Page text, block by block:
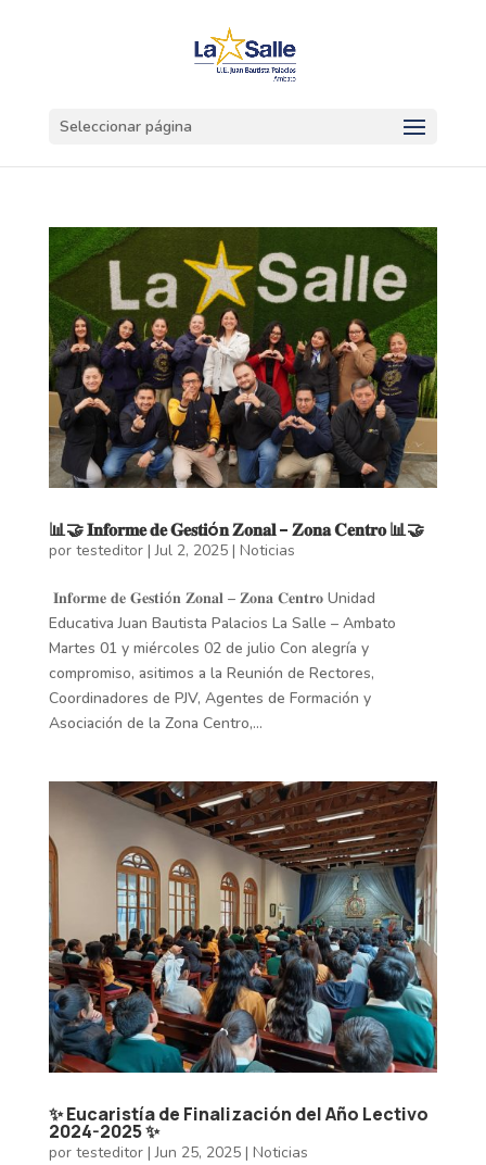
Seleccionar página
📊🤝 𝐈𝐧𝐟𝐨𝐫𝐦𝐞 𝐝𝐞 𝐆𝐞𝐬𝐭𝐢ó𝐧 𝐙𝐨𝐧𝐚𝐥 – 𝐙𝐨𝐧𝐚 𝐂𝐞𝐧𝐭𝐫𝐨 📊🤝
por testeditor|Jul 2, 2025| Noticias
​ 𝐈𝐧𝐟𝐨𝐫𝐦𝐞 𝐝𝐞 𝐆𝐞𝐬𝐭𝐢ó𝐧 𝐙𝐨𝐧𝐚𝐥 – 𝐙𝐨𝐧𝐚 𝐂𝐞𝐧𝐭𝐫𝐨 Unidad
Educativa Juan Bautista Palacios La Salle – Ambato
Martes 01 y miércoles 02 de julio Con alegría y
compromiso, asitimos a la Reunión de Rectores,
Coordinadores de PJV, Agentes de Formación y
Asociación de la Zona Centro,...
✨ Eucaristía de Finalización del Año Lectivo
2024-2025 ✨
por testeditor|Jun 25, 2025| Noticias